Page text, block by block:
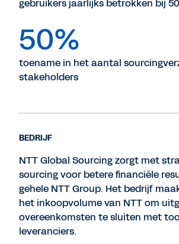
gebruikers jaarlijks betrokken bij
50%
toename in het aantal
stakeholders
BEDRIJF
NTT Global Sourcing zorgt met
sourcing voor betere financiële
gehele NTT Group. Het bedrijf
het inkoopvolume van NTT om
overeenkomsten te sluiten met
leveranciers.